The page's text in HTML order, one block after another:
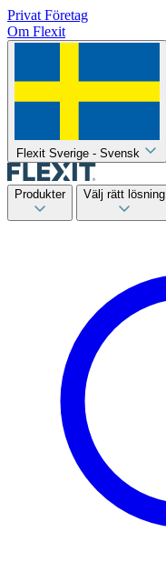
Privat Företag
Om Flexit
Flexit Sverige - Svensk
Produkter Välj rätt lösning